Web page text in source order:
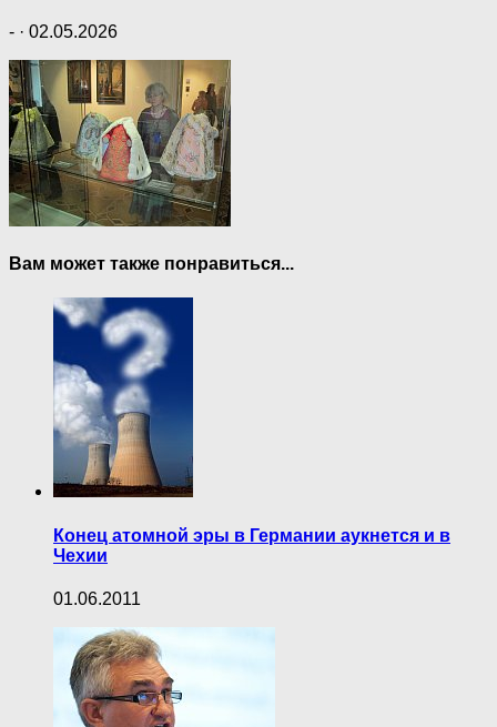
- · 02.05.2026
Вам может также понравиться...
Конец атомной эры в Германии аукнется и в
Чехии
01.06.2011